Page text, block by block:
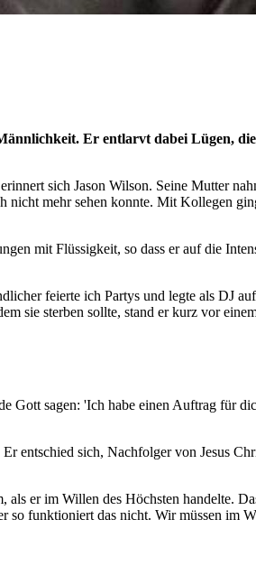
Er entlarvt dabei Lügen,
sich Jason Wilson. Seine Mutter
nicht mehr sehen konnte. Mit Kollegen
mit Flüssigkeit, so dass er auf die
feierte ich Partys und legte als DJ
sie sterben sollte, stand er kurz vor
Gott sagen: 'Ich habe einen Auftrag für
entschied sich, Nachfolger von Jesus
er im Willen des Höchsten handelte.
funktioniert das nicht. Wir müssen im